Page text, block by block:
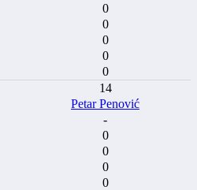
0
0
0
0
0
14
Petar Penović
-
0
0
0
0